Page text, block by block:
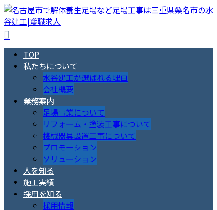
TOP
私たちについて
水谷建工が選ばれる理由
会社概要
業務案内
足場事業について
リフォーム・塗装工事について
機械器具設置工事について
プロモーション
ソリューション
人を知る
施工実績
採用を知る
採用情報